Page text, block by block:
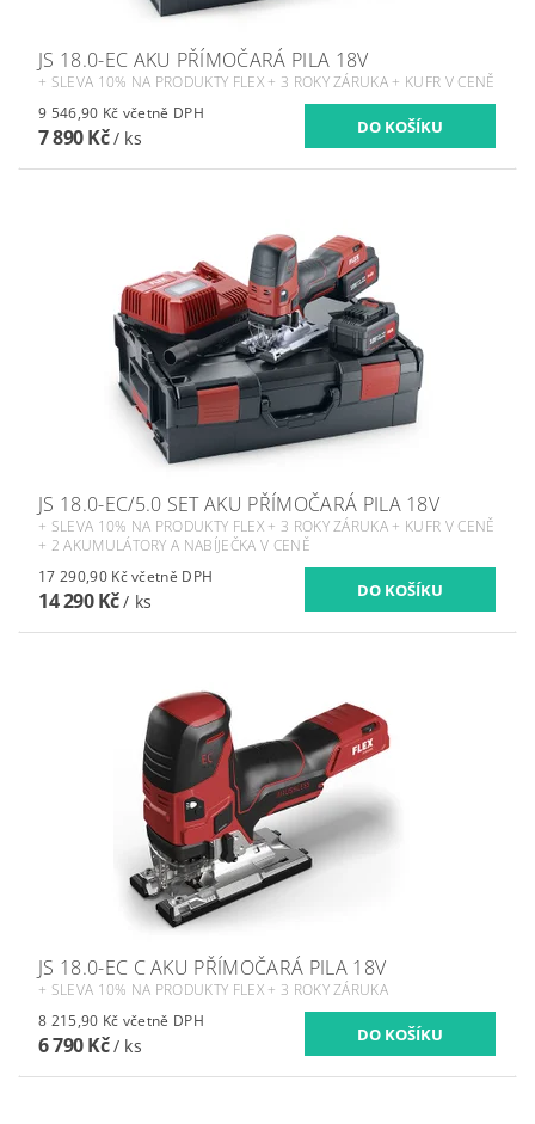
JS 18.0-EC AKU PŘÍMOČARÁ PILA 18V
+ SLEVA 10% NA PRODUKTY FLEX + 3 ROKY ZÁRUKA + KUFR V CENĚ
9 546,90 Kč včetně DPH
7 890 Kč/ ks
JS 18.0-EC/5.0 SET AKU PŘÍMOČARÁ PILA 18V
+ SLEVA 10% NA PRODUKTY FLEX + 3 ROKY ZÁRUKA + KUFR V CENĚ
+ 2 AKUMULÁTORY A NABÍJEČKA V CENĚ
17 290,90 Kč včetně DPH
14 290 Kč/ ks
JS 18.0-EC C AKU PŘÍMOČARÁ PILA 18V
+ SLEVA 10% NA PRODUKTY FLEX + 3 ROKY ZÁRUKA
8 215,90 Kč včetně DPH
6 790 Kč/ ks